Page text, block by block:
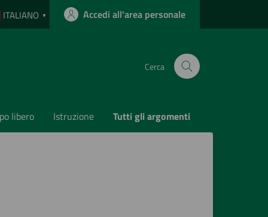
ITALIANO ▼ Accedi all'area personale
Cerca
libero Istruzione Tutti gli argomenti